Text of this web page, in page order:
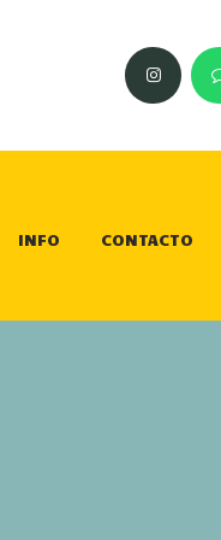
INFO CONTACTO